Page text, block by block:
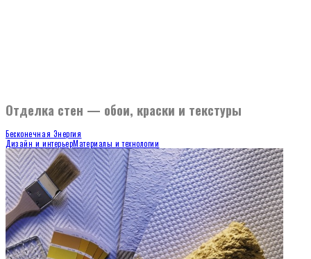
Отделка стен — обои, краски и текстуры
Бесконечная Энергия
Дизайн и интерьерМатериалы и технологии